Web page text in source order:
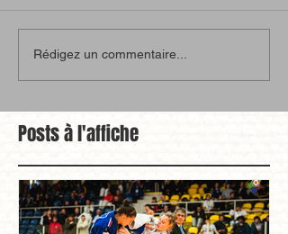
Rédigez un commentaire...
Posts à l'affiche